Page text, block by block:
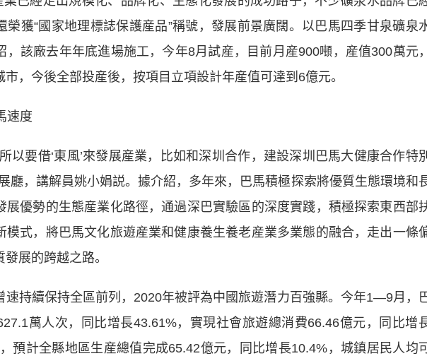
榮獲“國家地理標誌保護産品”稱號，發展前景廣闊。以巴馬四季甘泉礦泉
，該廠去年年底進場施工，今年8月試産，目前月産900噸，産值300萬元，
，今後全部投産後，按項目立項設計年産值可達到6億元。
速度
要借‘東風’來發展産業，比如和深圳合作，建設深圳巴馬大健康合作特別
廳，講解員姚小娟説。據介紹，多年來，巴馬積極探索將優質生態環境和
展優勢的生態産業化路徑，通過深巴實驗區的深度實踐，積極探索東西部
模式，將巴馬文化旅遊産業和健康養生養老産業多業態的融合，走出一條
展的跨越之路。
持續保持全區前列，2020年被評為中國旅遊潛力百強縣。今年1—9月，
萬人次，同比增長43.61%，實現社會旅遊總消費66.46億元，同比增
預計全縣地區生産總值完成65.42億元，同比增長10.4%，城鎮居民人均可